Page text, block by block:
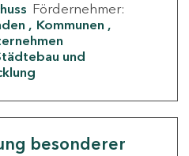
Fördernehmer:
Kommunen
und
besonderer